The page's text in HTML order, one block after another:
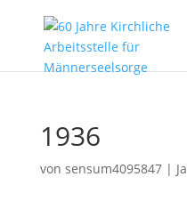
1936
von sensum4095847|